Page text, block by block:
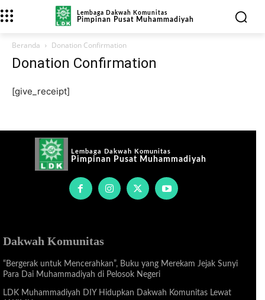
Lembaga Dakwah Komunitas
Pimpinan Pusat Muhammadiyah
Beranda Donation Confirmation
Donation Confirmation
[give_receipt]
Lembaga Dakwah Komunitas
Pimpinan Pusat Muhammadiyah
Dakwah Komunitas
“Bergerak untuk Mencerahkan”, Buku yang Merekam Jejak Sunyi
Para Dai Muhammadiyah di Pelosok Negeri
LDK Muhammadiyah DIY Hidupkan Dakwah Komunitas Lewat